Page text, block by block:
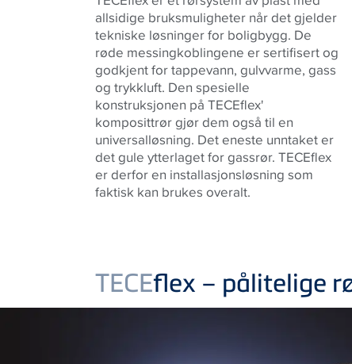
allsidige bruksmuligheter når det gjelder
tekniske løsninger for boligbygg. De
røde messingkoblingene er sertifisert og
godkjent for tappevann, gulvvarme, gass
og trykkluft. Den spesielle
konstruksjonen på TECEflex'
komposittrør gjør dem også til en
universalløsning. Det eneste unntaket er
det gule ytterlaget for gassrør. TECEflex
er derfor en installasjonsløsning som
faktisk kan brukes overalt.
TECEflex – pålitelige